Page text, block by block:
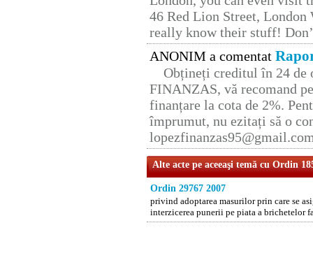
46 Red Lion Street, London
really know their stuff!
ANONIM a comentat
Obțineți creditul în 24 de
FINANZAS, vă recomand
finanțare la cota de 2%.
împrumut, nu ezitați să o
Alte acte pe aceeaşi temă cu Ordin
Ordin 29767 2007
privind adoptarea masurilor prin care se
interzicerea punerii pe piata a brichetelor